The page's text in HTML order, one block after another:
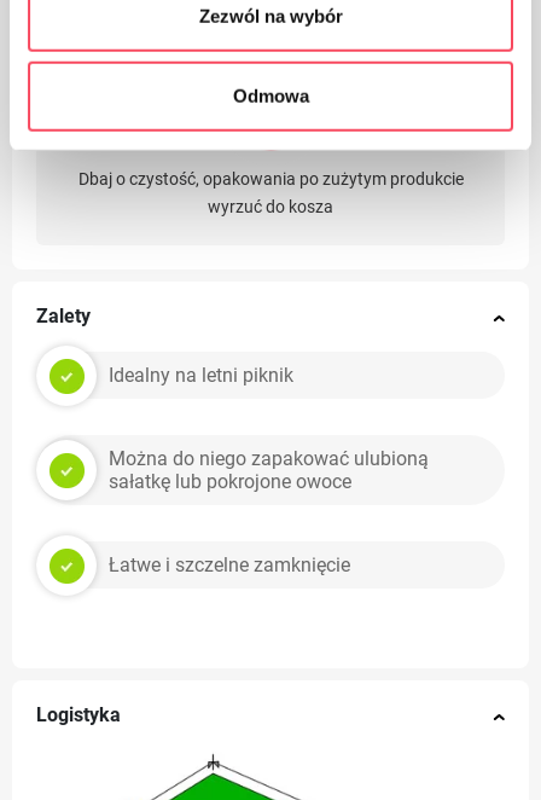
Zezwól na wybór
Odmowa
Dbaj o czystość, opakowania po zużytym produkcie
wyrzuć do kosza
Zalety
Idealny na letni piknik
Można do niego zapakować ulubioną
sałatkę lub pokrojone owoce
Łatwe i szczelne zamknięcie
Logistyka